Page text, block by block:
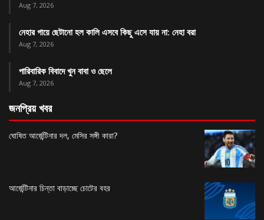
Aug 7, 2026
নেহার গায়ে ছেটানো হল কালি এসবে কিছু এসে যায় না: নেহা বরা
Aug 7, 2026
পারিবারিক বিবাদে খুন বাবা ও ছেলে
Aug 7, 2026
জনপ্রিয় খবর
ঘোষিত আর্জেন্টিনার দল, মেসির সঙ্গী কারা?
আর্জেন্টিনার চিন্তা বাড়াচ্ছে চোটের বহর